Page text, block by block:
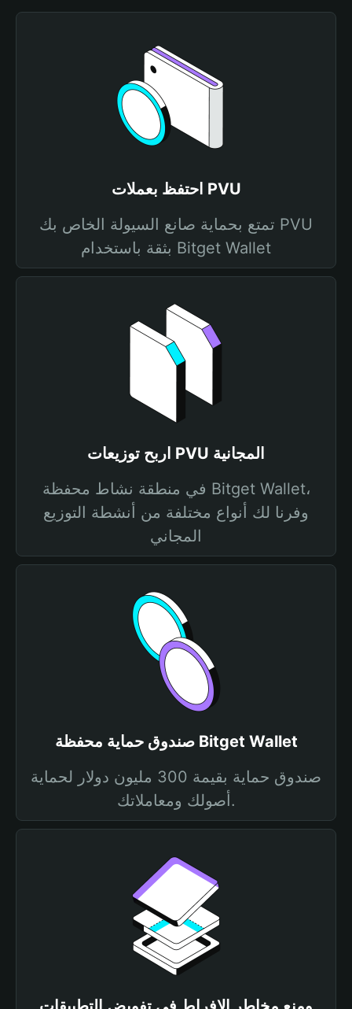
احتفظ بعملات PVU
تمتع بحماية صانع السيولة الخاص بك PVU
بثقة باستخدام Bitget Wallet
اربح توزيعات PVU المجانية
في منطقة نشاط محفظة Bitget Wallet،
وفرنا لك أنواع مختلفة من أنشطة التوزيع
المجاني
صندوق حماية محفظة Bitget Wallet
صندوق حماية بقيمة 300 مليون دولار لحماية
أصولك ومعاملاتك.